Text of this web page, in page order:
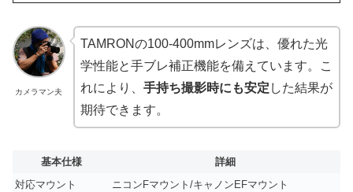
カメラマン夫
TAMRONの100-400mmレンズは、優れた光
学性能と手ブレ補正機能を備えています。こ
れにより、 手持ち撮影時にも安定 した結果が
期待できます。
基本仕様
詳細
対応マウント
ニコンFマウント/キャノンEFマウント